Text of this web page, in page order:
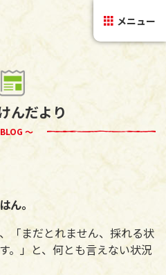
メニュー
んだより
～
ん。
「まだとれません、採れる状
。」と、何とも言えない状況